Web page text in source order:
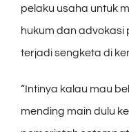
pelaku usaha untuk
hukum dan advokasi
terjadi sengketa di
“Intinya kalau mau
mending main dulu